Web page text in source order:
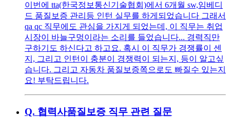
이번에 tta(한국정보통신기술협회)에서 6개월 sw,임베디
드 품질보증 관리등 인턴 실무를 하게되었습니다 그래서
qa qc 직무에도 관심을 가지게 되었는데, 이 직무는 취업
시장이 바늘구멍이라는 소리를 들었습니다... 경력직만
구하기도 하신다고 하고요. 혹시 이 직무가 경쟁률이 센
지, 그리고 인턴이 충분이 경쟁력이 되는지, 등이 알고싶
습니다. 그리고 자동차 품질보증쪽으로도 빠질수 있는지
요! 부탁드립니다.
Q. 협력사품질보증 직무 관련 질문